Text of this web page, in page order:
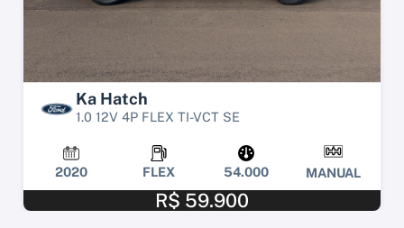
Ka Hatch
1.0 12V 4P FLEX TI-VCT SE
2020 FLEX 54.000 MANUAL
R$ 59.900